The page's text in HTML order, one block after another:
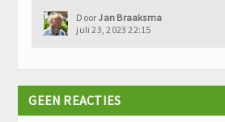
DoorJan Braaksma
juli 23, 2023 22:15
GEEN REACTIES